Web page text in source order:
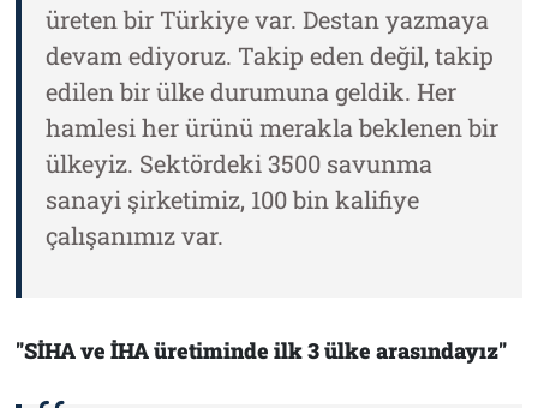
üreten bir Türkiye var. Destan yazmaya
devam ediyoruz. Takip eden değil, takip
edilen bir ülke durumuna geldik. Her
hamlesi her ürünü merakla beklenen bir
ülkeyiz. Sektördeki 3500 savunma
sanayi şirketimiz, 100 bin kalifiye
çalışanımız var.
"SİHA ve İHA üretiminde ilk 3 ülke arasındayız"